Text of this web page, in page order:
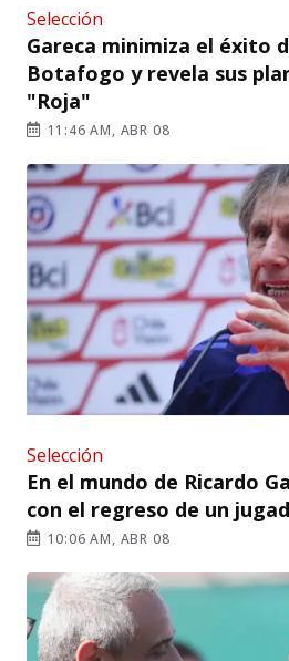
Selección
Gareca minimiza el éxito
Botafogo y revela sus
"Roja"
11:46 AM, ABR 08
Selección
En el mundo de Ricardo
con el regreso de un
10:06 AM, ABR 08